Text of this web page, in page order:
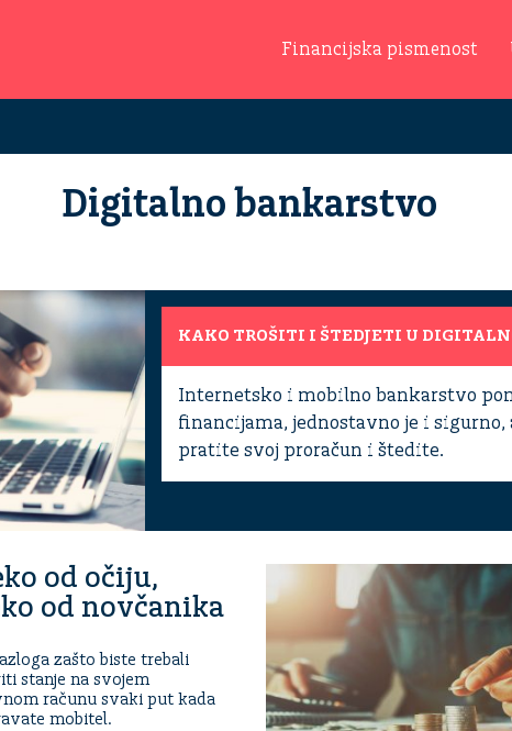
Financijska pismenost
Digitalno bankarstvo
KAKO TROŠITI I ŠTEDJETI U
Internetsko i mobilno bankarstvo
financijama, jednostavno je i
pratite svoj proračun i štedite.
od očiju,
od novčanika
zašto biste trebali
stanje na svojem
računu svaki put kada
mobitel.